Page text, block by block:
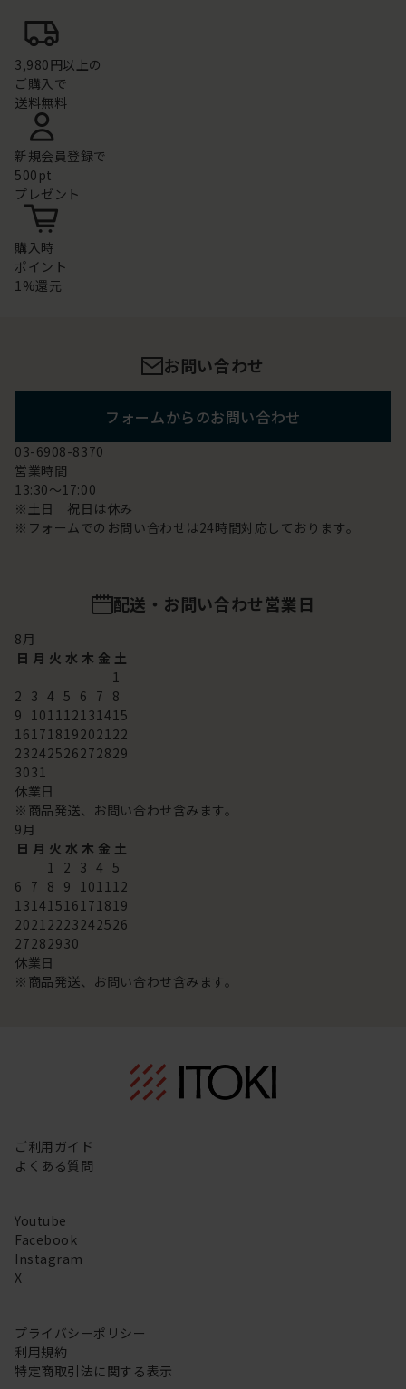
3,980円以上の
ご購入で
送料無料
新規会員登録で
500pt
プレゼント
購入時
ポイント
1%還元
お問い合わせ
フォームからのお問い合わせ
03-6908-8370
営業時間
13:30～17:00
※土日 祝日は休み
※フォームでのお問い合わせは24時間対応しております。
配送・お問い合わせ営業日
8月
日 月 火 水 木 金 土
1
2 3 4 5 6 7 8
9 101112131415
16171819202122
23242526272829
3031
休業日
※商品発送、お問い合わせ含みます。
9月
日 月 火 水 木 金 土
1 2 3 4 5
6 7 8 9 101112
13141516171819
20212223242526
27282930
休業日
※商品発送、お問い合わせ含みます。
ご利用ガイド
よくある質問
Youtube
Facebook
Instagram
X
プライバシーポリシー
利用規約
特定商取引法に関する表示